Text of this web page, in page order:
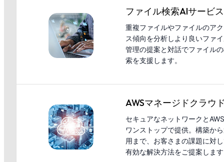
ファイル検索AIサービス
重複ファイルやファイルのア
ス傾向を分析しより良いファ
管理の提案と対話でファイル
索を支援します。
AWSマネージドクラウ
セキュアなネットワークと
ワンストップで提供。構築か
用まで、お客さまの課題に対
有効な解決方法をご提案しま